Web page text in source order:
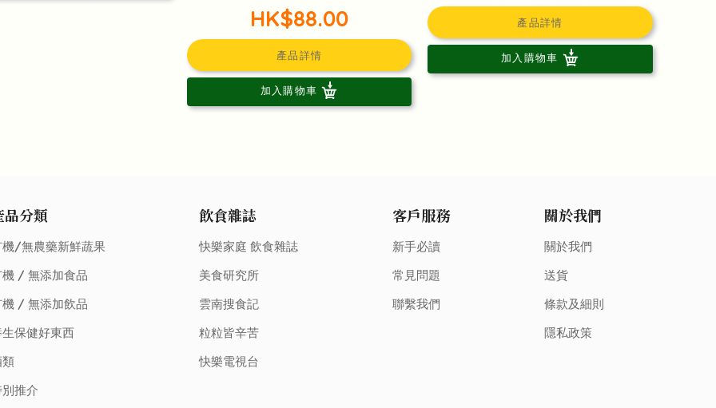
HK$88.00
產品詳情
加入購物車
產品詳情
加入購物車
品分類
/無農藥新鮮蔬果
/ 無添加食品
/ 無添加飲品
保健好東西
推介
飲食雜誌
快樂家庭 飲食雜誌
美食研究所
雲南搜食記
粒粒皆辛苦
快樂電視台
客戶服務
新手必讀
常見問題
聯繫我們
關於我們
關於我們
送貨
條款及細則
隱私政策